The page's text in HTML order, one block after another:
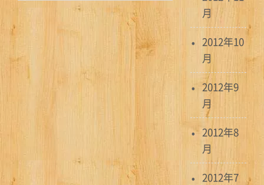
ゲ
ー
月
2012年10
月
2012年9
月
2012年8
月
2012年7